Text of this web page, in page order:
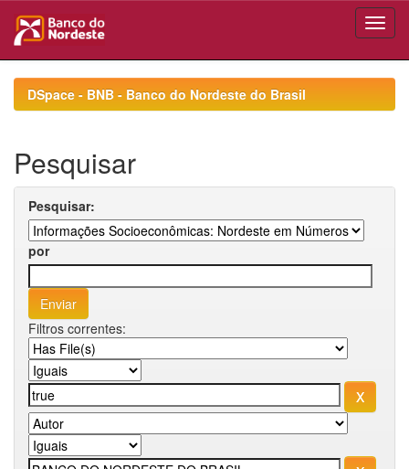
navigationDSpace - BNB - Banco do Nordeste do Brasil
Pesquisar
Pesquisar:
por
Filtros correntes: